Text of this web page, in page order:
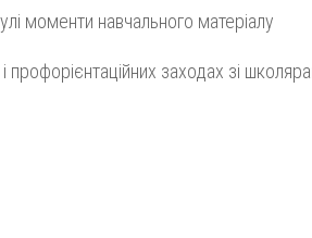
моменти навчального матеріалу
профорієнтаційних заходах зі